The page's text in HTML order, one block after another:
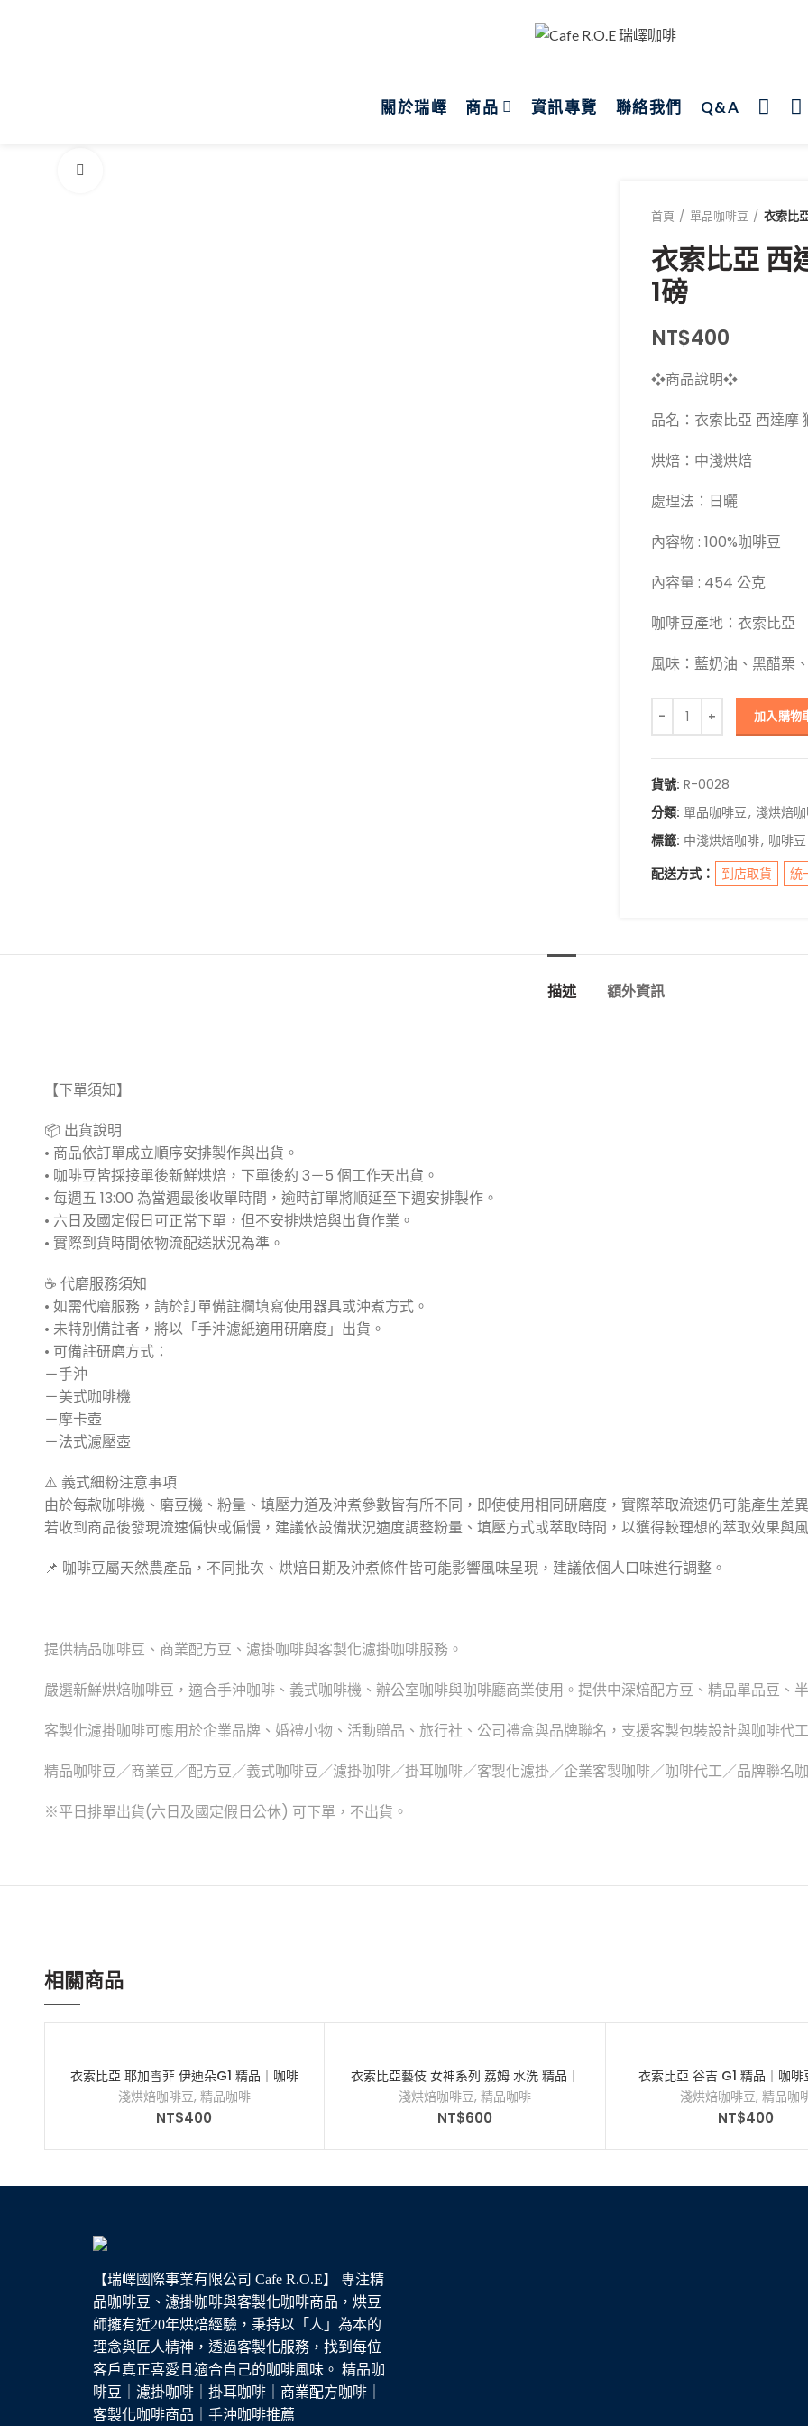
關於瑞嶧 商品 資訊專覽 聯絡我們 Q&A
首頁 單品咖啡豆 衣索比
衣索比亞 西
1磅
NT$400
❖商品說明❖
品名：衣索比亞 西達摩
烘焙：中淺烘焙
處理法：日曬
內容物 : 100%咖啡豆
內容量 : 454 公克
咖啡豆產地：衣索比亞
風味：藍奶油、黑醋栗
衣索比亞 西達摩 獅子王 單
加入購物
貨號: R-0028
分類: 單品咖啡豆, 淺烘焙
標籤: 中淺烘焙咖啡, 咖啡豆
配送方式：
到店取貨 統
描述 額外資訊
【下單須知】
📦 出貨說明
• 商品依訂單成立順序安排製作與出貨。
• 咖啡豆皆採接單後新鮮烘焙，下單後約 3－5 個工作天出貨。
• 每週五 13:00 為當週最後收單時間，逾時訂單將順延至下週安排製作。
• 六日及國定假日可正常下單，但不安排烘焙與出貨作業。
• 實際到貨時間依物流配送狀況為準。
☕ 代磨服務須知
• 如需代磨服務，請於訂單備註欄填寫使用器具或沖煮方式。
• 未特別備註者，將以「手沖濾紙適用研磨度」出貨。
• 可備註研磨方式：
－手沖
－美式咖啡機
－摩卡壺
－法式濾壓壺
⚠️ 義式細粉注意事項
由於每款咖啡機、磨豆機、粉量、填壓力道及沖煮參數皆有所不同，即使使用相同研磨度，實際萃取流速仍可能產生差
若收到商品後發現流速偏快或偏慢，建議依設備狀況適度調整粉量、填壓方式或萃取時間，以獲得較理想的萃取效果與
📌 咖啡豆屬天然農產品，不同批次、烘焙日期及沖煮條件皆可能影響風味呈現，建議依個人口味進行調整。
提供精品咖啡豆、商業配方豆、濾掛咖啡與客製化濾掛咖啡服務。
嚴選新鮮烘焙咖啡豆，適合手沖咖啡、義式咖啡機、辦公室咖啡與咖啡廳商業使用。提供中深焙配方豆、精品單品豆、
客製化濾掛咖啡可應用於企業品牌、婚禮小物、活動贈品、旅行社、公司禮盒與品牌聯名，支援客製包裝設計與咖啡代
精品咖啡豆／商業豆／配方豆／義式咖啡豆／濾掛咖啡／掛耳咖啡／客製化濾掛／企業客製咖啡／咖啡代工／品牌聯名
※平日排單出貨(六日及國定假日公休) 可下單，不出貨。
相關商品
衣索比亞 耶加雪菲 伊迪朵G1 精品｜咖啡
豆｜半磅
淺烘焙咖啡豆, 精品咖啡
NT$400
衣索比亞藝伎 女神系列 荔姆 水洗 精品｜
咖啡豆｜半磅
淺烘焙咖啡豆,精品咖啡
NT$600
衣索比亞 谷吉 G1 精品｜咖啡
淺烘焙咖啡豆, 精品咖
NT$400
【瑞嶧國際事業有限公司 Cafe R.O.E】 專注精
品咖啡豆、濾掛咖啡與客製化咖啡商品，烘豆
師擁有近20年烘焙經驗，秉持以「人」為本的
理念與匠人精神，透過客製化服務，找到每位
客戶真正喜愛且適合自己的咖啡風味。 精品咖
啡豆｜濾掛咖啡｜掛耳咖啡｜商業配方咖啡｜
客製化咖啡商品｜手沖咖啡推薦